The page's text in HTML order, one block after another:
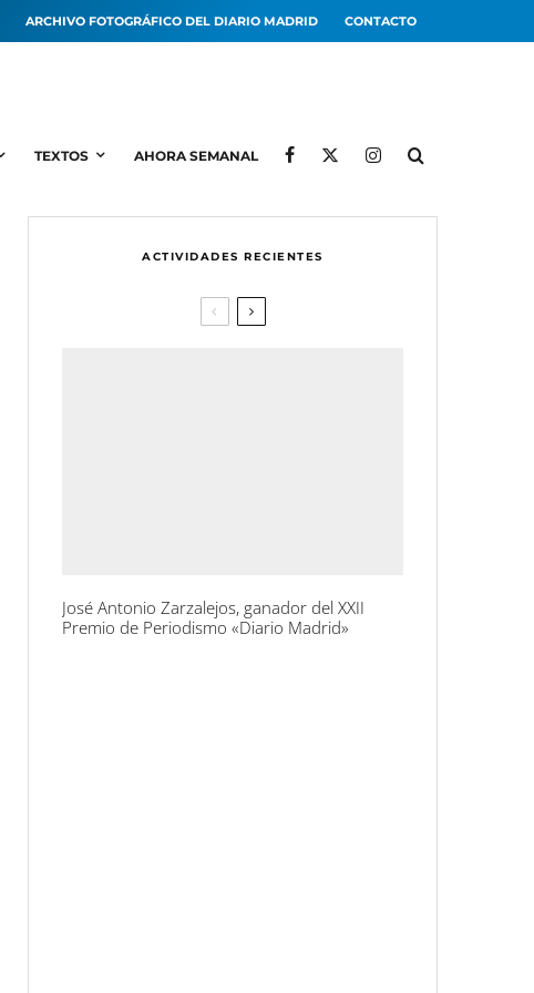
ARCHIVO FOTOGRÁFICO DEL DIARIO MADRID CONTACTO
TEXTOS AHORA SEMANAL
ACTIVIDADES RECIENTES
José Antonio Zarzalejos, ganador del XXII
Premio de Periodismo «Diario Madrid»